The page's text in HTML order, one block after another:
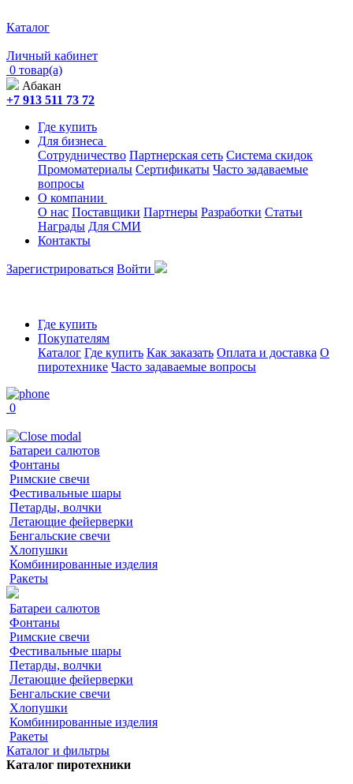
Каталог
Личный кабинет
0 товар(а)
Абакан
+7 913 511 73 72
Где купить
Для бизнеса
Сотрудничество Партнерская сеть Система скидок
Промоматериалы Сертификаты Часто задаваемые
вопросы
О компании
О нас Поставщики Партнеры Разработки Статьи
Награды Для СМИ
Контакты
Зарегистрироваться Войти
Где купить
Покупателям
Каталог Где купить Как заказать Оплата и доставка О
пиротехнике Часто задаваемые вопросы
0
Батареи салютов
Фонтаны
Римские свечи
Фестивальные шары
Петарды, волчки
Летающие фейерверки
Бенгальские свечи
Хлопушки
Комбинированные изделия
Ракеты
Батареи салютов
Фонтаны
Римские свечи
Фестивальные шары
Петарды, волчки
Летающие фейерверки
Бенгальские свечи
Хлопушки
Комбинированные изделия
Ракеты
Каталог и фильтры
Каталог пиротехники